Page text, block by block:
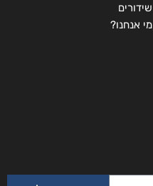
שידורים
מי אנחנו?